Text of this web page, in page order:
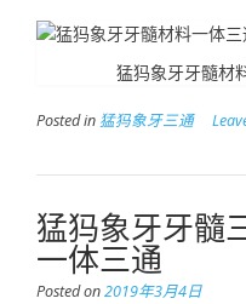
猛犸象牙牙髓材
Posted in猛犸象牙三通
猛犸象牙牙髓
一体三通
Posted on2019年3月4日